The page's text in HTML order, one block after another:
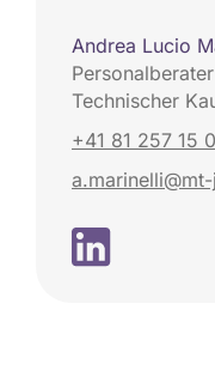
Andrea Lucio
Technischer
+41 81 257 15